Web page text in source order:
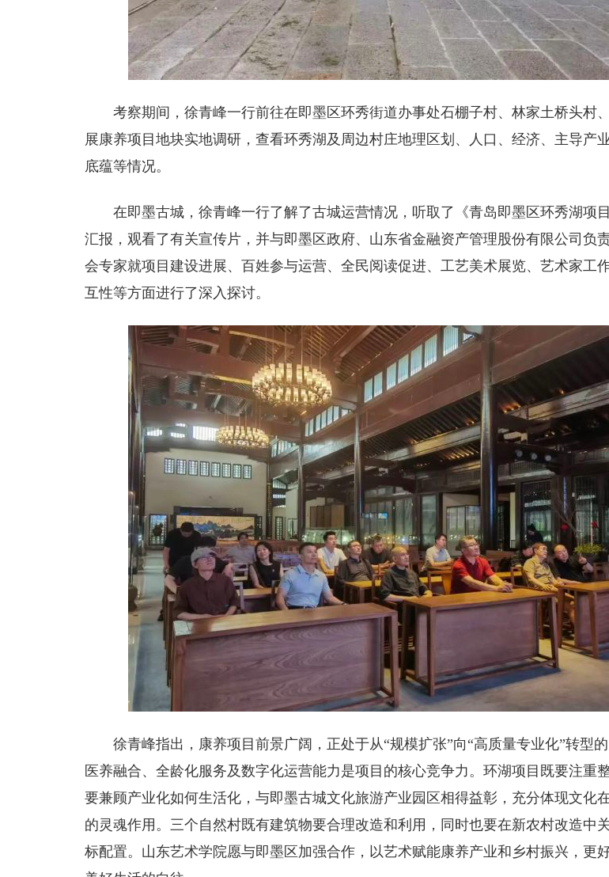
考察期间，徐青峰一行前往在即墨区环秀街道办事处石棚子村、林家土桥头村
展康养项目地块实地调研，查看环秀湖及周边村庄地理区划、人口、经济、主导产
底蕴等情况。
在即墨古城，徐青峰一行了解了古城运营情况，听取了《青岛即墨区环秀湖项目
汇报，观看了有关宣传片，并与即墨区政府、山东省金融资产管理股份有限公司负
会专家就项目建设进展、百姓参与运营、全民阅读促进、工艺美术展览、艺术家工
互性等方面进行了深入探讨。
徐青峰指出，康养项目前景广阔，正处于从“规模扩张”向“高质量专业化”转型的
医养融合、全龄化服务及数字化运营能力是‌项目的核心竞争力。环湖项目既要注重
要兼顾产业化如何生活化，与即墨古城文化旅游产业园区相得益彰，充分体现文化
的灵魂作用。三个自然村既有建筑物要合理改造和利用，同时也要在新农村改造中
标配置。山东艺术学院愿与即墨区加强合作，以艺术赋能康养产业和乡村振兴，更